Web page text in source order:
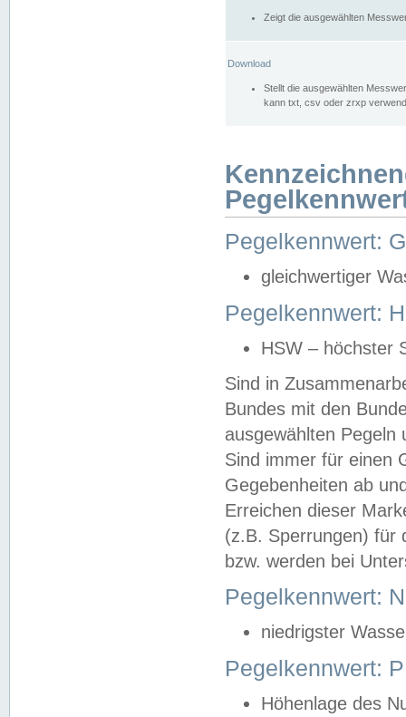
Zeigt die ausgewählten
Download
Stellt die ausgewählten
kann txt, csv oder zrxp
Pegelkennwert:
gleichwertiger
Pegelkennwert:
HSW – höchster
Sind in
Bundes mit den
ausgewählten
Sind immer für einen
Gegebenheiten ab
Erreichen dieser
(z.B. Sperrungen) für
bzw. werden bei
Pegelkennwert:
niedrigster
Pegelkennwert:
Höhenlage des